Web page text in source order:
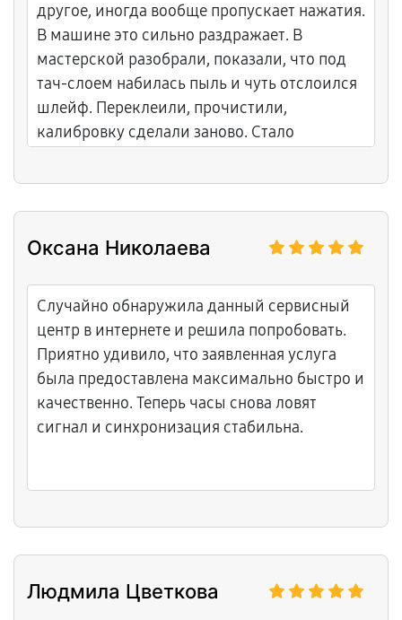
другое, иногда вообще пропускает нажатия.
В машине это сильно раздражает. В
мастерской разобрали, показали, что под
тач‑слоем набилась пыль и чуть отслоился
шлейф. Переклеили, прочистили,
калибровку сделали заново. Стало
раза, без нервов.
Оксана Николаева
Случайно обнаружила данный сервисный
центр в интернете и решила попробовать.
Приятно удивило, что заявленная услуга
была предоставлена максимально быстро и
качественно. Теперь часы снова ловят
сигнал и синхронизация стабильна.
Людмила Цветкова